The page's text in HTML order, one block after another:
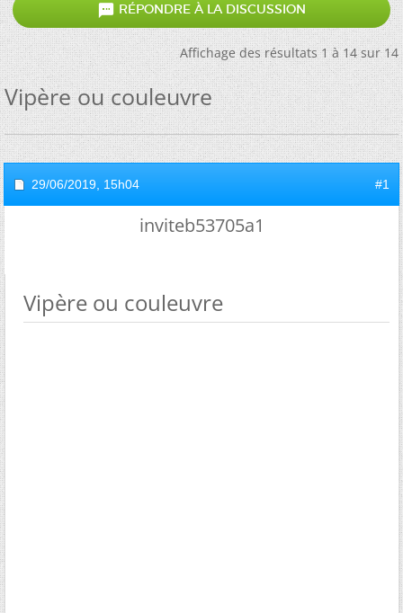
 RÉPONDRE À LA DISCUSSION
Affichage des résultats 1 à 14 sur 14
Vipère ou couleuvre
29/06/2019, 15h04 #1
inviteb53705a1
Vipère ou couleuvre